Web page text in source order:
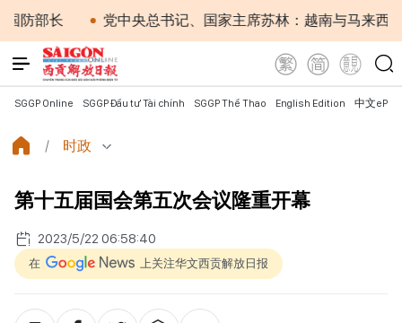
党中央总书记、国家主席苏林：越南与马来西亚关系
SGGP Online SGGP Đầu tư Tài chính SGGP Thể Thao English Edition 中文
时政
第十五届国会第五次会议隆重开幕
2023/5/22 06:58:40
在 上关注华文西贡解放日报